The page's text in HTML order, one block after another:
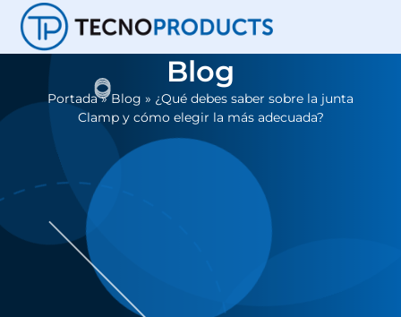
Blog
Portada»Blog » ¿Qué debes saber sobre la junta
Clamp y cómo elegir la más adecuada?